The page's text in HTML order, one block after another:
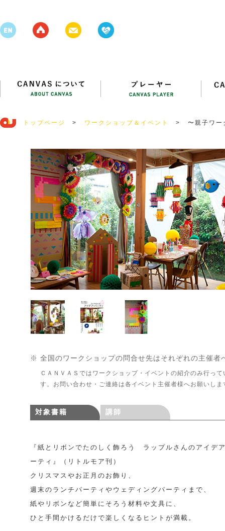
トップページ > ワークショップ＆イベント > 〜親子ワ
※ 全国のワークショップの問合せ先はそれぞれの主催者
ＣＡＮＶＡＳではワークショップ・イベントの紹介のみ行って
す。お問い合わせ・ご連絡は各イベント主催者様へお願いしま
対象書籍 講師
『紙とリボンでたのしく飾ろう ラップルさんのアイデ
ーティ』（リトルモア刊）
クリスマスやお正月のお飾り、
週末のランチパーティやウェディングパーティまで、
紙やリボンなど簡単にそろう材料や文具に、
ひと手間かけるだけで楽しくなるヒントが満載。